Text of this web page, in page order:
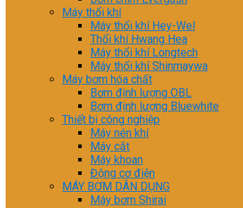
Máy thổi khí
Máy thổi khí Hey-Wel
Thổi khí Hwang Hea
Máy thổi khí Longtech
Máy thổi khí Shinmaywa
Máy bơm hóa chất
Bơm định lượng OBL
Bơm định lượng Bluewhite
Thiết bị công nghiệp
Máy nén khí
Máy cắt
Máy khoan
Động cơ điện
MÁY BƠM DÂN DỤNG
Máy bơm Shirai